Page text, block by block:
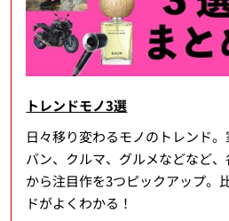
トレンドモノ3選
日々移り変わるモノのトレンド
バン、クルマ、グルメなどなど
から注目作を3つピックアップ。
ドがよくわかる！